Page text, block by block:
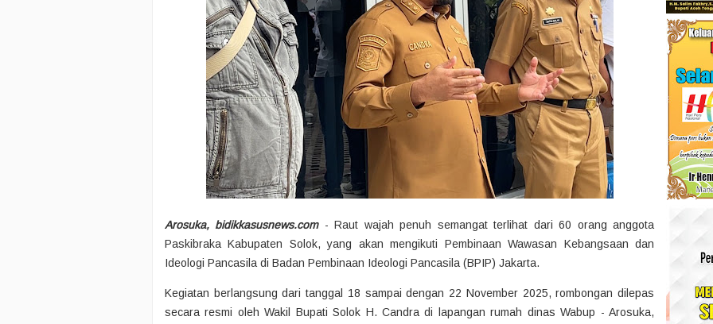
Arosuka, bidikkasusnews.com- Raut wajah penuh semangat terlihat dari 60 orang anggota
Paskibraka Kabupaten Solok, yang akan mengikuti Pembinaan Wawasan Kebangsaan dan
Ideologi Pancasila di Badan Pembinaan Ideologi Pancasila (BPIP) Jakarta.
Kegiatan berlangsung dari tanggal 18 sampai dengan 22 November 2025, rombongan dilepas
secara resmi oleh Wakil Bupati Solok H. Candra di lapangan rumah dinas Wabup - Arosuka,